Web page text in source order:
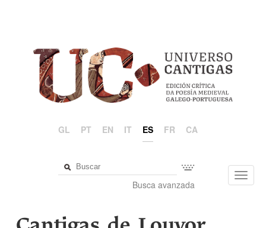
GL PT EN IT ES FR CA
Busca avanzada